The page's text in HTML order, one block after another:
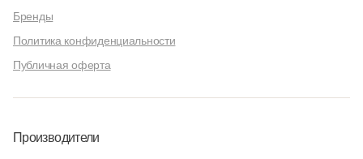
Бренды
Политика конфиденциальности
Публичная оферта
Производители